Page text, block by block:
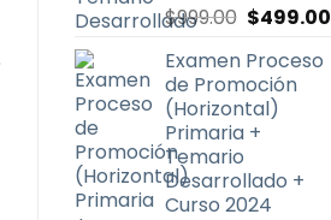
Valorado
con
5
$999.00 El
original
era:
$999.00.
$499.00
Examen Proceso
de Promoción
(Horizontal)
Primaria +
Temario
Desarrollado +
Curso 2024